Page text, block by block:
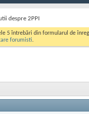
despre 2PPI
5 întrebări din formularul de
forumisti.